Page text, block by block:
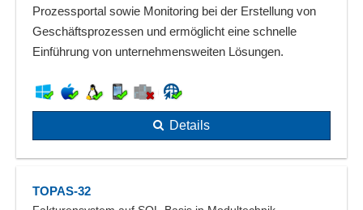
Prozessportal sowie Monitoring bei der Erstellung von
Geschäftsprozessen und ermöglicht eine schnelle
Einführung von unternehmensweiten Lösungen.
Details
TOPAS-32